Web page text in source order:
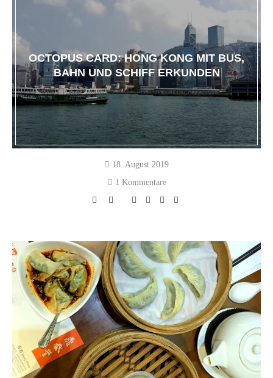
OCTOPUS CARD: HONG KONG MIT BUS,
BAHN UND SCHIFF ERKUNDEN
18. August 2019
1 Kommentare